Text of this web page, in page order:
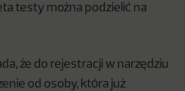
testy można podzielić na
że do rejestracji w narzędziu
od osoby, która już